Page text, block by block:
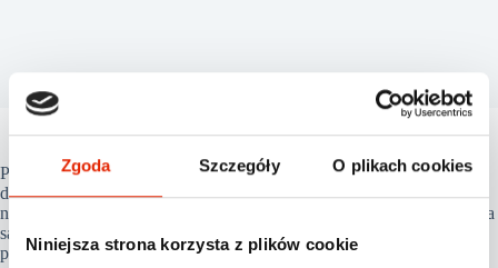
Zgoda Szczegóły O plikach cookies
Niniejsza strona korzysta z plików cookie
Przyszedł Grudzień i Święta Bożego Narodzenia są coraz bliżej,
dlatego ruszyliśmy z naszym Kalendarzem Adwentowym, w którym
na uczestników zabawy czekają tablety, ekspressy do kawy, akcesoria
samochodowe, bony upominkowe i wiele innych
prezentów/nagród/giftów/podarków.